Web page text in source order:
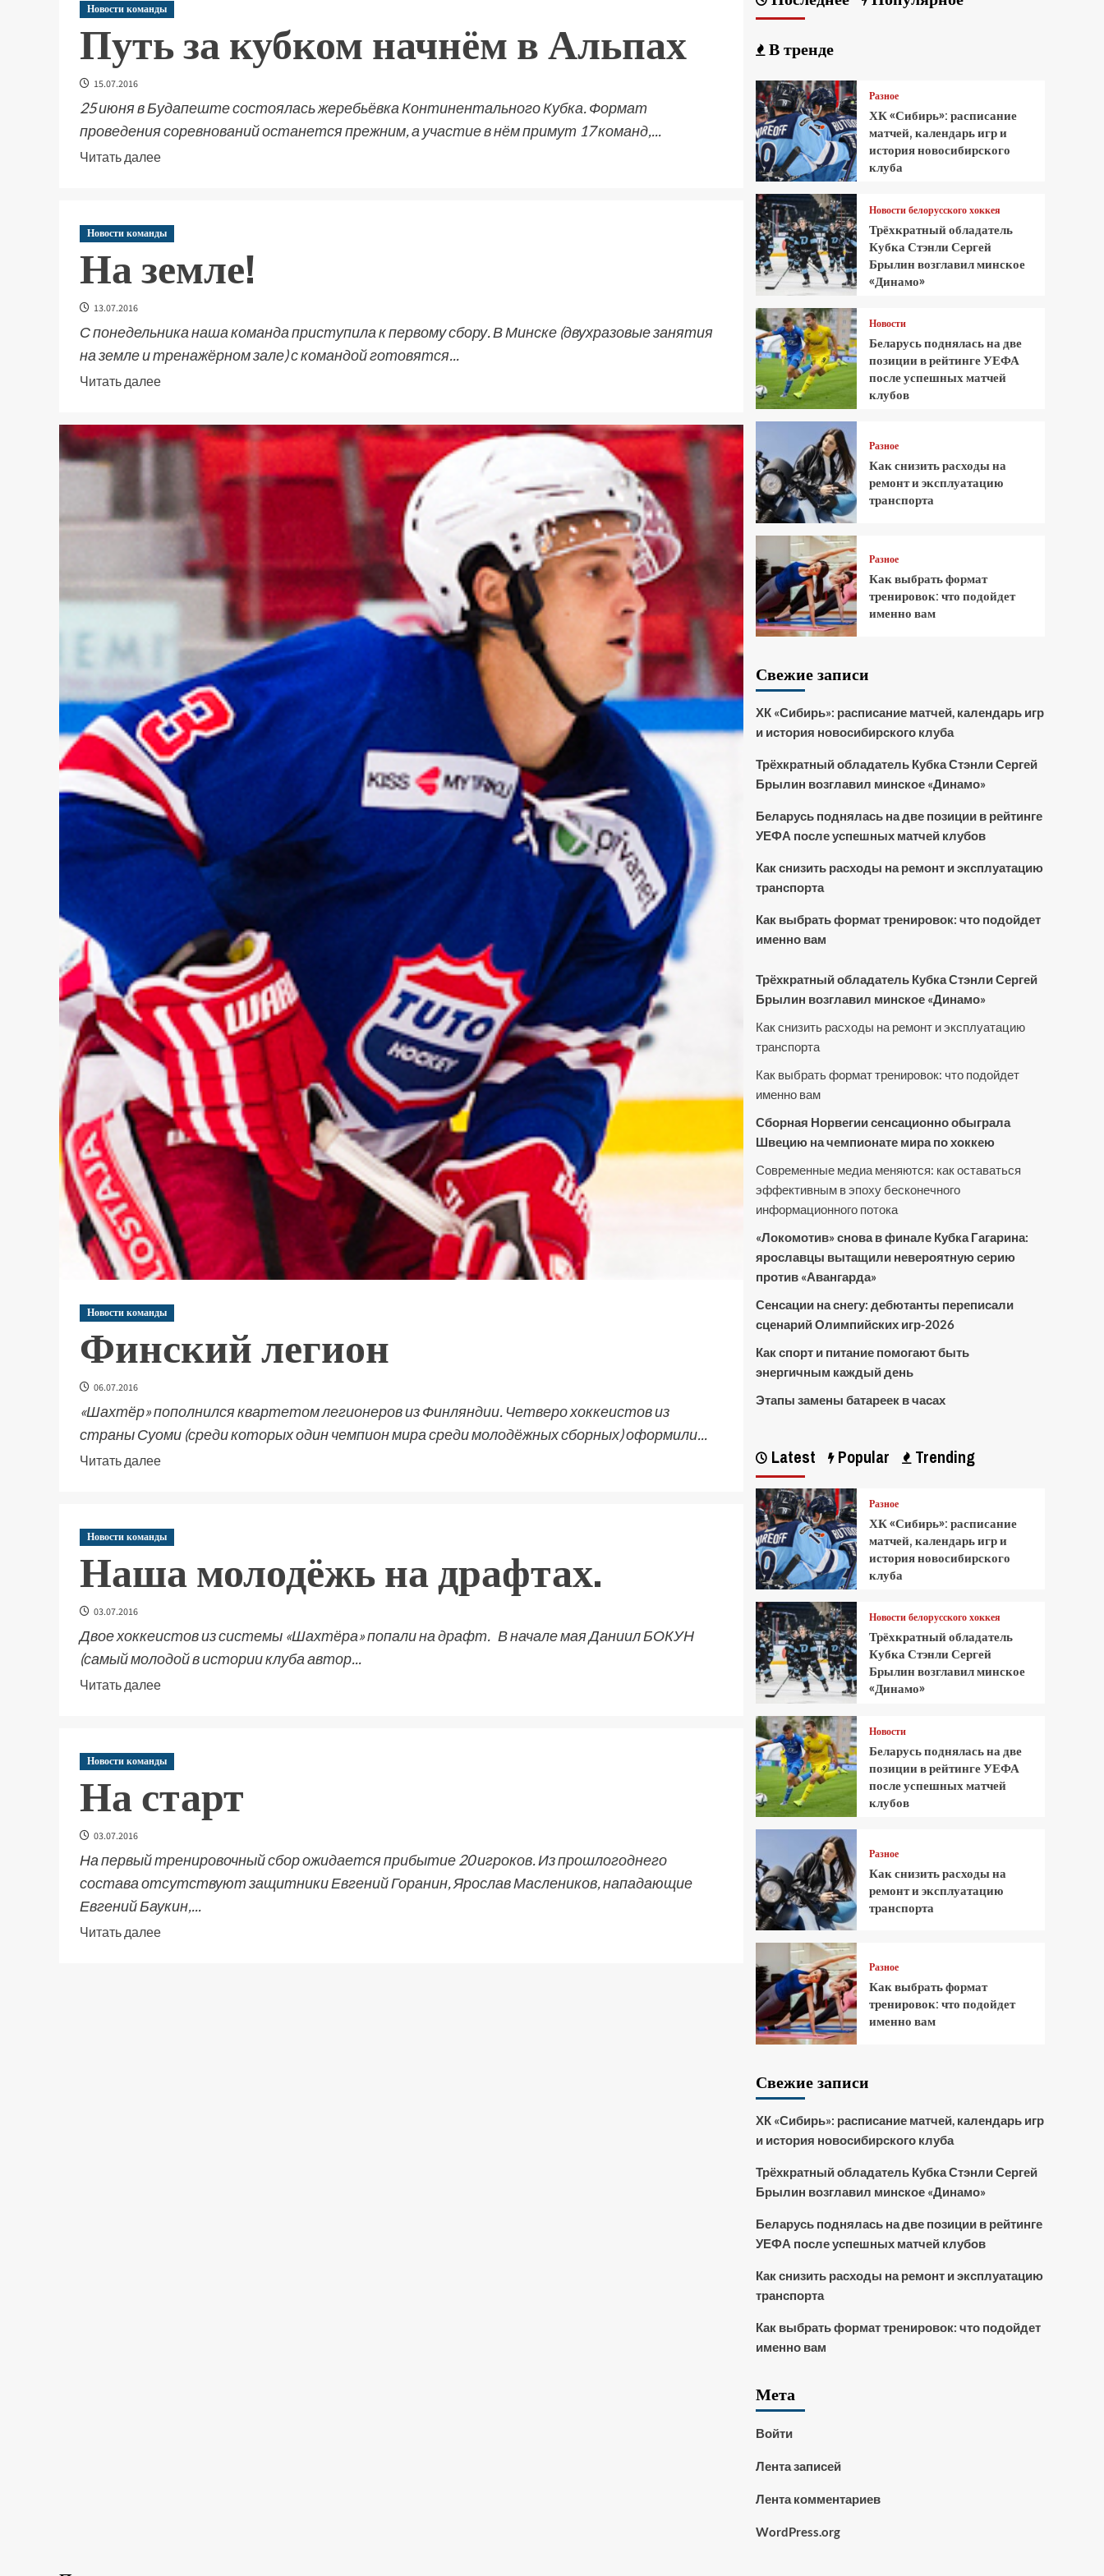
Новости команды
Путь за кубком начнём в Альпах
15.07.2016
25 июня в Будапеште состоялась жеребьёвка Континентального Кубка. Формат
проведения соревнований останется прежним, а участие в нём примут 17 команд,...
Читать далее
Новости команды
На земле!
13.07.2016
С понедельника наша команда приступила к первому сбору. В Минске (двухразовые занятия
на земле и тренажёрном зале) с командой готовятся...
Читать далее
Новости команды
Финский легион
06.07.2016
«Шахтёр» пополнился квартетом легионеров из Финляндии. Четверо хоккеистов из
страны Суоми (среди которых один чемпион мира среди молодёжных сборных) оформили...
Читать далее
Новости команды
Наша молодёжь на драфтах.
03.07.2016
Двое хоккеистов из системы «Шахтёра» попали на драфт. В начале мая Даниил БОКУН
(самый молодой в истории клуба автор...
Читать далее
Новости команды
На старт
03.07.2016
На первый тренировочный сбор ожидается прибытие 20 игроков. Из прошлогоднего
состава отсутствуют защитники Евгений Горанин, Ярослав Маслеников, нападающие
Евгений Баукин,...
Читать далее
В тренде
Разное
ХК «Сибирь»: расписание
матчей, календарь игр и
история новосибирского
клуба
Новости белорусского хоккея
Трёхкратный обладатель
Кубка Стэнли Сергей
Брылин возглавил минское
«Динамо»
Новости
Беларусь поднялась на две
позиции в рейтинге УЕФА
после успешных матчей
клубов
Разное
Как снизить расходы на
ремонт и эксплуатацию
транспорта
Разное
Как выбрать формат
тренировок: что подойдет
именно вам
Свежие записи
ХК «Сибирь»: расписание матчей, календарь игр
и история новосибирского клуба
Трёхкратный обладатель Кубка Стэнли Сергей
Брылин возглавил минское «Динамо»
Беларусь поднялась на две позиции в рейтинге
УЕФА после успешных матчей клубов
Как снизить расходы на ремонт и эксплуатацию
транспорта
Как выбрать формат тренировок: что подойдет
именно вам
Трёхкратный обладатель Кубка Стэнли Сергей
Брылин возглавил минское «Динамо»
Как снизить расходы на ремонт и эксплуатацию
транспорта
Как выбрать формат тренировок: что подойдет
именно вам
Сборная Норвегии сенсационно обыграла
Швецию на чемпионате мира по хоккею
Современные медиа меняются: как оставаться
эффективным в эпоху бесконечного
информационного потока
«Локомотив» снова в финале Кубка Гагарина:
ярославцы вытащили невероятную серию
против «Авангарда»
Сенсации на снегу: дебютанты переписали
сценарий Олимпийских игр-2026
Как спорт и питание помогают быть
энергичным каждый день
Этапы замены батареек в часах
Latest Popular Trending
Разное
ХК «Сибирь»: расписание
матчей, календарь игр и
история новосибирского
клуба
Новости белорусского хоккея
Трёхкратный обладатель
Кубка Стэнли Сергей
Брылин возглавил минское
«Динамо»
Новости
Беларусь поднялась на две
позиции в рейтинге УЕФА
после успешных матчей
клубов
Разное
Как снизить расходы на
ремонт и эксплуатацию
транспорта
Разное
Как выбрать формат
тренировок: что подойдет
именно вам
Свежие записи
ХК «Сибирь»: расписание матчей, календарь игр
и история новосибирского клуба
Трёхкратный обладатель Кубка Стэнли Сергей
Брылин возглавил минское «Динамо»
Беларусь поднялась на две позиции в рейтинге
УЕФА после успешных матчей клубов
Как снизить расходы на ремонт и эксплуатацию
транспорта
Как выбрать формат тренировок: что подойдет
именно вам
Мета
Войти
Лента записей
Лента комментариев
WordPress.org